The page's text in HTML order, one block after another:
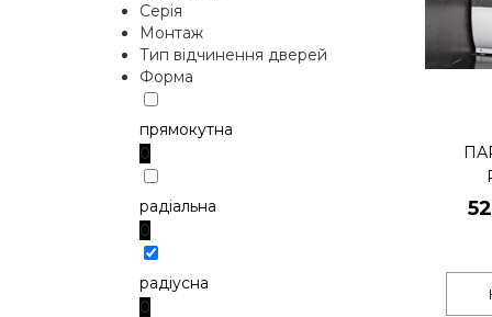
Серія
Монтаж
Тип відчинення дверей
Форма
прямокутна
0
радіальна
0
радіусна
0